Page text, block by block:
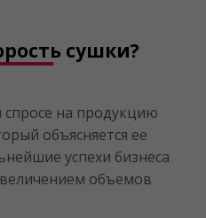
сушки?
на продукцию
объясняется ее
успехи бизнеса
объемов